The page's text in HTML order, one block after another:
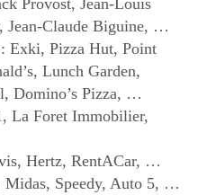
Jean-Claude Biguine, …
: Exki, Pizza Hut, Point
Lunch Garden,
Domino’s Pizza, …
La Foret Immobilier,
Hertz, RentACar, …
Midas, Speedy, Auto 5, …